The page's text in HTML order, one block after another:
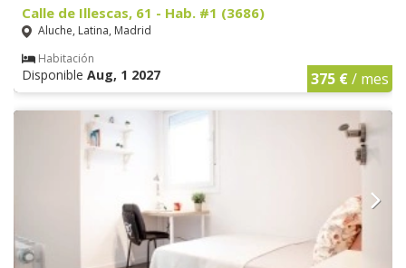
Calle de Illescas, 61 - Hab. #1 (3686)
Aluche, Latina, Madrid
Habitación
Disponible Aug, 1 2027 375 €/ mes